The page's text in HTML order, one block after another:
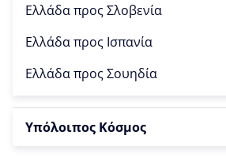
Ελλάδα προςΣλοβενία
Ελλάδα προς Ισπανία
Ελλάδα προςΣουηδία
Υπόλοιπος Κόσμος